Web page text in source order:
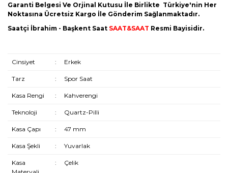
Garanti Belgesi Ve Orjinal Kutusu İle Birlikte Türkiye'nin Her
Noktasına Ücretsiz Kargo İle Gönderim Sağlanmaktadır.
Saatçi İbrahim - Başkent Saat SAAT&SAAT Resmi Bayisidir.
Cinsiyet : Erkek
Tarz : Spor Saat
Kasa Rengi : Kahverengi
Teknoloji : Quartz-Pilli
Kasa Çapı : 47 mm
Kasa Şekli : Yuvarlak
Kasa
: Çelik